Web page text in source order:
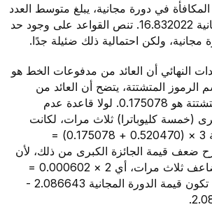
المكافأة في دورة مجانية، يبلغ متوسط العدد
النهائي للدورات المجانية 16.832022. تنص القواعد على وجود حد
النهائي أن العائد من مدفوعات الخط هو
قسم الرموز المتشتتة، يتضح أن العائد من
مدفوعات الرموز المتشتتة هو 0.175078. لولا قاعدة عدم
(خمسة كليوباترا) ثلاث مرات، لكانت
قيمة كل دورة مجانية 3 × (0.520470 + 0.175078) =
طرح ضعف قيمة الجائزة الكبرى من ذلك، لأن
الجائزة الكبرى لم تُضاعف ثلاث مرات، أي 2 × 0.000602 =
0.001204. وبالتالي، تكون قيمة الدورة المجانية 2.086643 -